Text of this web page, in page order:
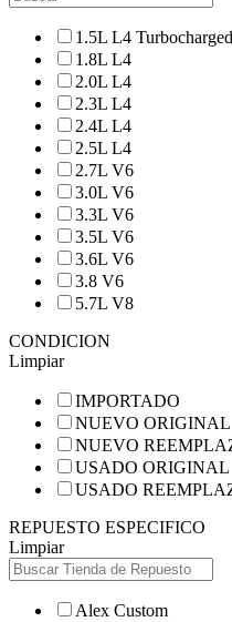
1.5L L4 Turbocharged
1.8L L4
2.0L L4
2.3L L4
2.4L L4
2.5L L4
2.7L V6
3.0L V6
3.3L V6
3.5L V6
3.6L V6
3.8 V6
5.7L V8
CONDICION
Limpiar
IMPORTADO
NUEVO ORIGINAL
NUEVO
USADO ORIGINAL
USADO
REPUESTO ESPECIFICO
Limpiar
Alex Custom